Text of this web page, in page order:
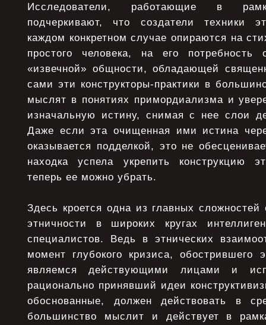
Исследователи, работающие в
подчеркивают, что создатели техники
каждом конкретном случае опираются на
простого человека, на его
«извечной» общности, обладающей
сами эти конструкторы-практики в
мыслят в понятиях примордиализма и
изначальную истину, снимая с нее слои
Даже если эта очищенная ими истина
оказывается подделкой, это не
находка успела укрепить конструкцию
теперь ее можно убрать.
Здесь кроется одна из главных сложностей
этничности в широких кругах
специалистов. Ведь в этнических
момент глубокого кризиса,
являемся действующими лицами и
рационально принявший идеи
обоснованные, должен действовать в
большинство мыслит и действует в